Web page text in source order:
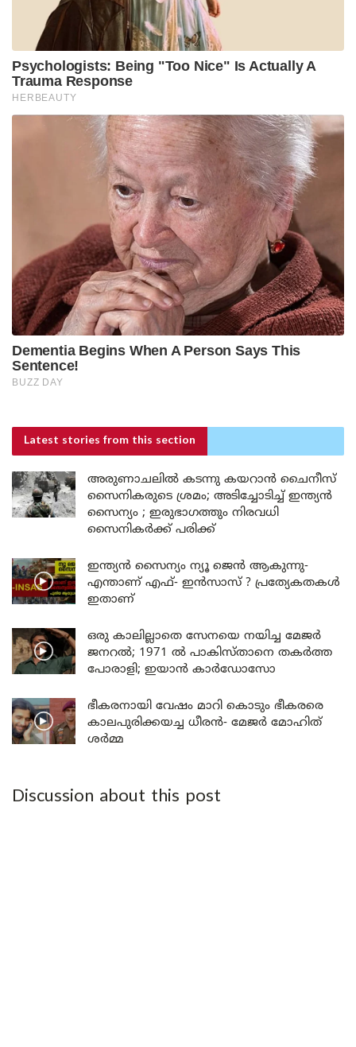
Latest stories from this section
അരുണാചലിൽ കടന്നു കയറാൻ ചൈനീസ്
സൈനികരുടെ ശ്രമം; അടിച്ചോടിച്ച് ഇന്ത്യൻ
സൈന്യം ; ഇരുഭാഗത്തും നിരവധി
സൈനികർക്ക് പരിക്ക്
ഇന്ത്യൻ സൈന്യം ന്യൂ ജെൻ ആകുന്നു-
എന്താണ് എഫ്- ഇൻസാസ് ? പ്രത്യേകതകൾ
ഇതാണ്
ഒരു കാലില്ലാതെ സേനയെ നയിച്ച മേജർ
ജനറൽ; 1971 ൽ പാകിസ്താനെ തകർത്ത
പോരാളി; ഇയാൻ കാർഡോസോ
ഭീകരനായി വേഷം മാറി കൊടും ഭീകരരെ
കാലപുരിക്കയച്ച ധീരൻ- മേജർ മോഹിത്
ശർമ്മ
Discussion about this post